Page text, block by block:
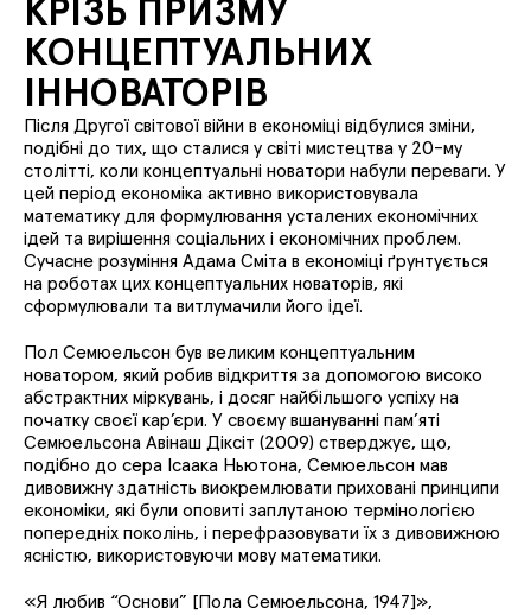
КРІЗЬ ПРИЗМУ
КОНЦЕПТУАЛЬНИХ
ІННОВАТОРІВ
Після Другої світової війни в економіці відбулися зміни,
подібні до тих, що сталися у світі мистецтва у 20-му
столітті, коли концептуальні новатори набули переваги. У
цей період економіка активно використовувала
математику для формулювання усталених економічних
ідей та вирішення соціальних і економічних проблем.
Сучасне розуміння Адама Сміта в економіці ґрунтується
на роботах цих концептуальних новаторів, які
сформулювали та витлумачили його ідеї.
Пол Семюельсон був великим концептуальним
новатором, який робив відкриття за допомогою високо
абстрактних міркувань, і досяг найбільшого успіху на
початку своєї кар’єри. У своєму вшануванні пам’яті
Семюельсона Авінаш Діксіт (2009) стверджує, що,
подібно до сера Ісаака Ньютона, Семюельсон мав
дивовижну здатність виокремлювати приховані принципи
економіки, які були оповиті заплутаною термінологією
попередніх поколінь, і перефразовувати їх з дивовижною
ясністю, використовуючи мову математики.
«Я любив “Основи” [Пола Семюельсона, 1947]»,